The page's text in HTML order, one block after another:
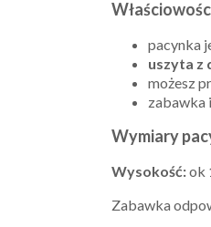
pacynka
uszyta z
możesz
zabawka
Wymiary
Wysokość:ok
Zabawka